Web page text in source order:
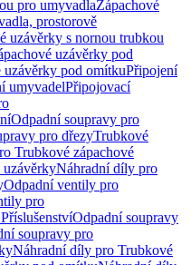
pro umyvadlaZápachové
prostorově
uzávěrky s nornou trubkou
uzávěrky pod
pod omítkuPřipojení
umyvadelPřipojovací
Odpadní soupravy pro
pro dřezyTrubkové
Trubkové zápachové
uzávěrkyNáhradní díly pro
Odpadní ventily pro
pro
Odpadní soupravy
soupravy pro
Náhradní díly pro Trubkové